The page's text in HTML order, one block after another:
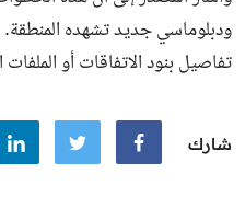
ودبلوماسي جديد تشهده
تفاصيل بنود الاتفاقات أو
شارك